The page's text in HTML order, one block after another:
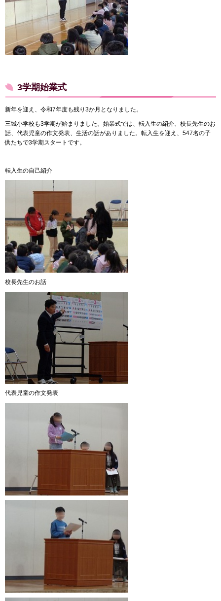
3学期始業式
新年を迎え、令和7年度も残り3か月となりました。
三城小学校も3学期が始まりました。始業式では、転入生の紹介、校長先生のお
話、代表児童の作文発表、生活の話がありました。転入生を迎え、547名の子
供たちで3学期スタートです。
転入生の自己紹介
校長先生のお話
代表児童の作文発表